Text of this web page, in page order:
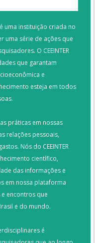
uma instituição criada no
uma série de ações que
O CEEINTER
que garantam
e
esteja em todos
práticas em nossas
relações pessoais,
Nós do CEEINTER
científico,
das informações e
em nossa plataforma
encontros que
e do mundo.
é